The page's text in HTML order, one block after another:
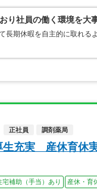
り社員の働く環境を大
長期休暇を自主的に取れる
正社員 調剤薬局
生充実 産休育休
宅補助（手当）あり 産休・育